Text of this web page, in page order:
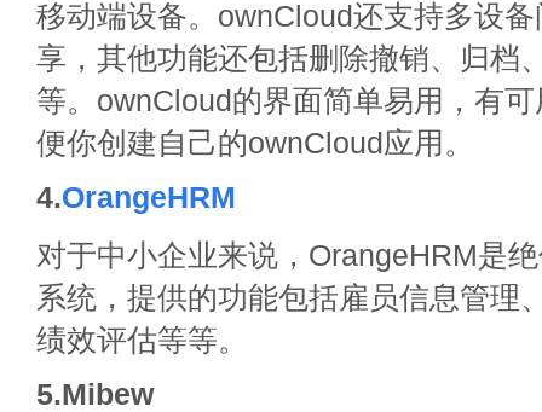
移动端设备。ownCloud还支持多设
享，其他功能还包括删除撤销、归档
等。ownCloud的界面简单易用，有
便你创建自己的ownCloud应用。
4.OrangeHRM
对于中小企业来说，OrangeHRM是
系统，提供的功能包括雇员信息管理
绩效评估等等。
5.Mibew